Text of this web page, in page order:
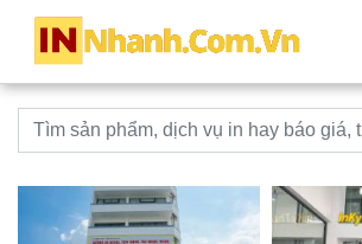
innhanh.com.vn
Từ khoá tìm kiếm